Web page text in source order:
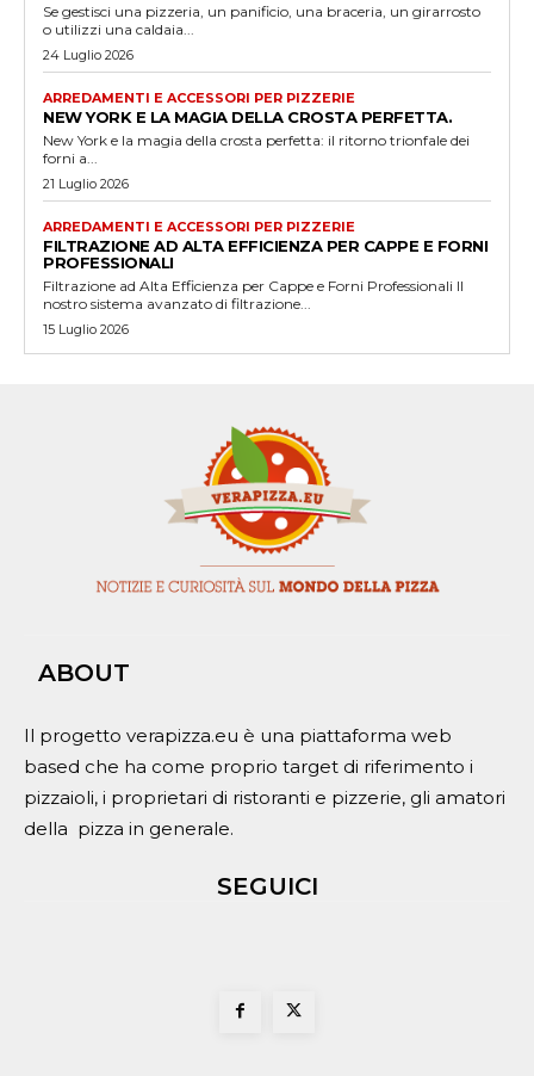
Se gestisci una pizzeria, un panificio, una braceria, un girarrosto
o utilizzi una caldaia...
24 Luglio 2026
ARREDAMENTI E ACCESSORI PER PIZZERIE
NEW YORK E LA MAGIA DELLA CROSTA PERFETTA.
New York e la magia della crosta perfetta: il ritorno trionfale dei
forni a...
21 Luglio 2026
ARREDAMENTI E ACCESSORI PER PIZZERIE
FILTRAZIONE AD ALTA EFFICIENZA PER CAPPE E FORNI
PROFESSIONALI
Filtrazione ad Alta Efficienza per Cappe e Forni Professionali Il
nostro sistema avanzato di filtrazione...
15 Luglio 2026
ABOUT
Il progetto verapizza.eu è una piattaforma web
based che ha come proprio target di riferimento i
pizzaioli, i proprietari di ristoranti e pizzerie, gli amatori
della pizza in generale.
SEGUICI